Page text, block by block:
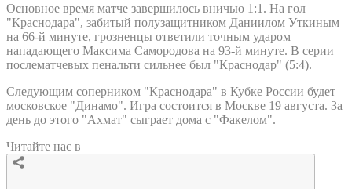
Основное время матче завершилось вничью 1:1. На гол
"Краснодара", забитый полузащитником Даниилом Уткиным
на 66-й минуте, грозненцы ответили точным ударом
нападающего Максима Самородова на 93-й минуте. В серии
послематчевых пенальти сильнее был "Краснодар" (5:4).
Следующим соперником "Краснодара" в Кубке России будет
московское "Динамо". Игра состоится в Москве 19 августа. За
день до этого "Ахмат" сыграет дома с "Факелом".
Читайте нас в